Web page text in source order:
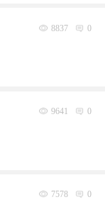
8837 0
9641 0
7578 0